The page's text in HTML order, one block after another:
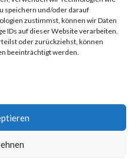
speichern und/oder darauf
zustimmst, können wir Daten
IDs auf dieser Website verarbeiten.
oder zurückziehst, können
beeinträchtigt werden.
and Learning
5